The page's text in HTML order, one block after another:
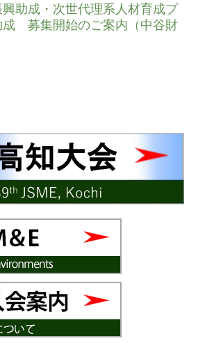
助成・次世代理系人材育成プ
成 募集開始のご案内（中谷財